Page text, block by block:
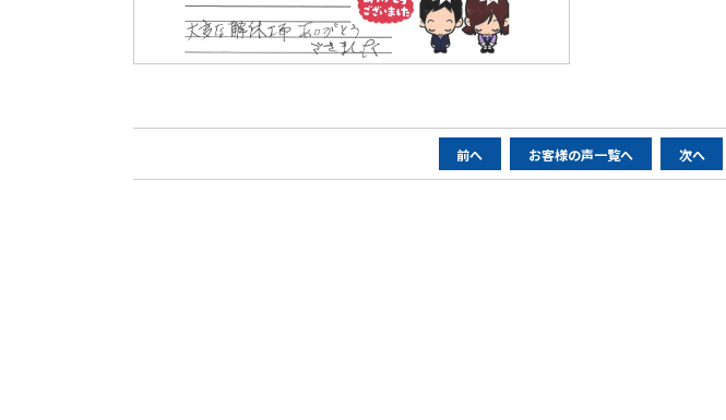
ー
前へ お客様の声一覧へ 次へ